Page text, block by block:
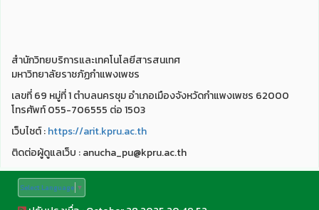
สำนักวิทยบริการและเทคโนโลยีสารสนเทศ
มหาวิทยาลัยราชภัฏกำแพงเพชร
เลขที่ 69 หมู่ที่ 1 ตำบลนครชุม อำเภอเมืองจังหวัดกำแพงเพชร 62000
โทรศัพท์ 055-706555 ต่อ 1503
เว็บไชต์ :https://arit.kpru.ac.th
ติดต่อผู้ดูแลเว็บ : anucha_pu@kpru.ac.th
Select Language ▼